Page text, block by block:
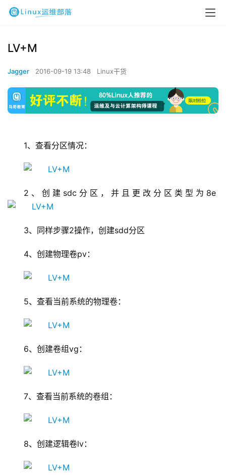
LV+M
Jagger 2016-09-19 13:48 Linux干货
1、查看分区情况：
2 、创建sdc分区，并且更改分区类型为 8e
3、同样步骤2操作，创建sdd分区
4、创建物理卷pv：
5、查看当前系统的物理卷：
6、创建卷组vg：
7、查看当前系统的卷组：
8、创建逻辑卷lv：